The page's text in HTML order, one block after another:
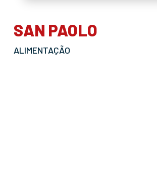
SAN PAOLO
ALIMENTAÇÃO